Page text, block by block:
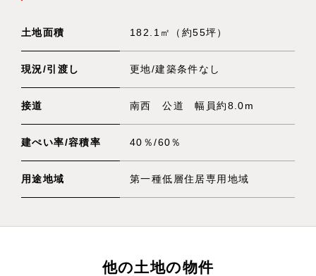
土地面積 182.1㎡（約55坪）
現況/引渡し 更地/建築条件なし
接道 南西 公道 幅員約8.0m
建ぺい率/容積率 40％/60％
用途地域 第一種低層住居専用地域
他の土地の物件